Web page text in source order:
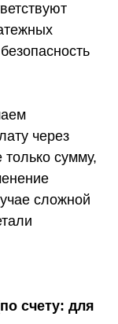
через
сумму,
сложной
счету: для